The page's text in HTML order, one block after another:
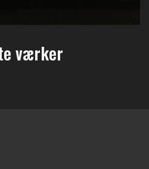
værker